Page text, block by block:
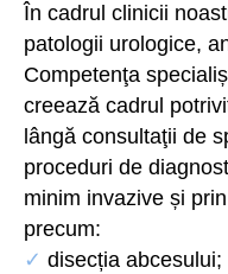
În cadrul clinicii
patologii urologice,
Competenţa
creează cadrul
lângă consultaţii de
proceduri de
minim invazive și
precum:
✓ disecția abcesului;